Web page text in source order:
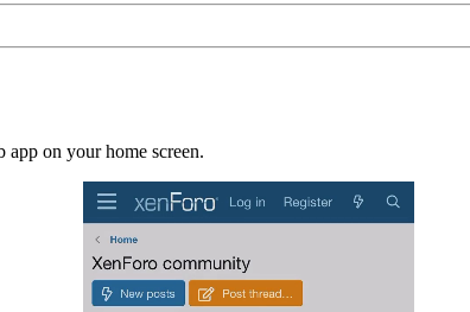
on your home screen.